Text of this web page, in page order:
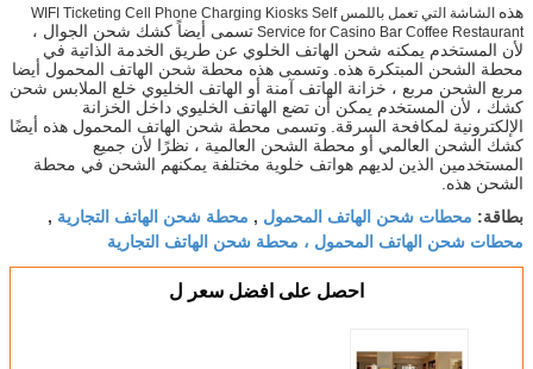
هذه
الشاشة التي تعمل باللمس WIFI Ticketing Cell Phone Charging Kiosks Self
Service for Casino Bar Coffee Restaurant تسمى أيضاً كشك شحن الجوال ،
لأن المستخدم يمكنه شحن الهاتف الخلوي عن طريق الخدمة الذاتية في
محطة الشحن المبتكرة هذه. وتسمى هذه محطة شحن الهاتف المحمول أيضا
مربع الشحن مربع ، خزانة الهاتف آمنة أو الهاتف الخليوي خلع الملابس شحن
كشك ، لأن المستخدم يمكن أن تضع الهاتف الخليوي داخل الخزانة
الإلكترونية لمكافحة السرقة. وتسمى محطة شحن الهاتف المحمول هذه أيضًا
كشك الشحن العالمي أو محطة الشحن العالمية ، نظرًا لأن جميع
المستخدمين الذين لديهم هواتف خلوية مختلفة يمكنهم الشحن في محطة
الشحن هذه.
بطاقة: محطات شحن الهاتف المحمول , محطة شحن الهاتف التجارية ,
محطات شحن الهاتف المحمول ، محطة شحن الهاتف التجارية
احصل على افضل سعر ل